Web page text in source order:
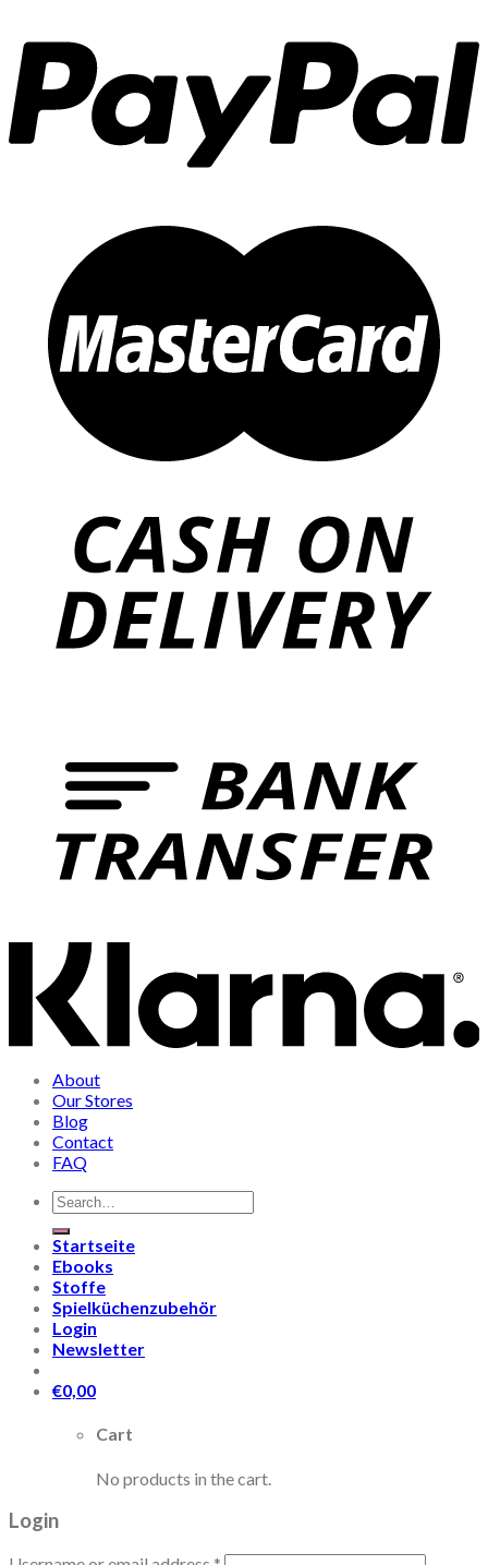
About
Our Stores
Blog
Contact
FAQ
Search
for:
Startseite
Ebooks
Stoffe
Spielküchenzubehör
Login
Newsletter
€0,00
Cart
No products in the cart.
Login